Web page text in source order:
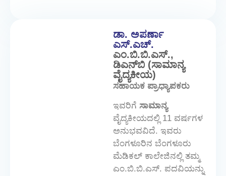
ಡಾ. ಅಪರ್ಣಾ
ಎಸ್.ಎಚ್.
ಎಂ.ಬಿ.ಬಿ.ಎಸ್.,
ಡಿಎನ್‌ಬಿ (ಸಾಮಾನ್ಯ
ವೈದ್ಯಕೀಯ)
ಸಹಾಯಕ ಪ್ರಾಧ್ಯಾಪಕರು
ಇವರಿಗೆ ಸಾಮಾನ್ಯ
ವೈದ್ಯಕೀಯದಲ್ಲಿ 11 ವರ್ಷಗಳ
ಅನುಭವವಿದೆ. ಇವರು
ಬೆಂಗಳೂರಿನ ಬೆಂಗಳೂರು
ಮೆಡಿಕಲ್ ಕಾಲೇಜಿನಲ್ಲಿ ತಮ್ಮ
ಎಂ.ಬಿ.ಬಿ.ಎಸ್. ಪದವಿಯನ್ನು